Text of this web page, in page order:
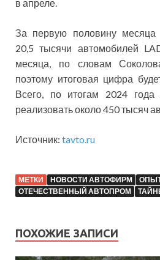
в апреле.
За первую половину месяца
20,5 тысячи автомобилей
месяца, по словам
поэтому итоговая цифра
Всего, по итогам 2024
реализовать около 450 тысяч
Источник: tavto.ru
МЕТКИ НОВОСТИ АВТОФИРМ
ОТЕЧЕСТВЕННЫЙ АВТОПРОМ
ПОХОЖИЕ ЗАПИСИ